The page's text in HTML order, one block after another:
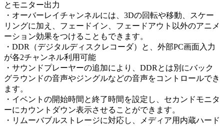
とモニター出力
・オーバーレイチャンネルには、3Dの回転や移動、スケー
リングに加え、フェードイン、フェードアウト以外のアニメ
ーション効果をつけることもできます。
・DDR（デジタルディスクレコーダ）と、外部PC画面入力
が各2チャンネル利用可能
・サウンドプレーヤーの追加により、DDRとは別にバック
グラウンドの音声やジングルなどの音声をコントロールでき
ます。
・イベントの開始時間と終了時間を設定し、セカンドモニタ
ーにカウントダウン表示させることができます。
・リムーバブルストレージに対応し、メディア用内蔵ハード